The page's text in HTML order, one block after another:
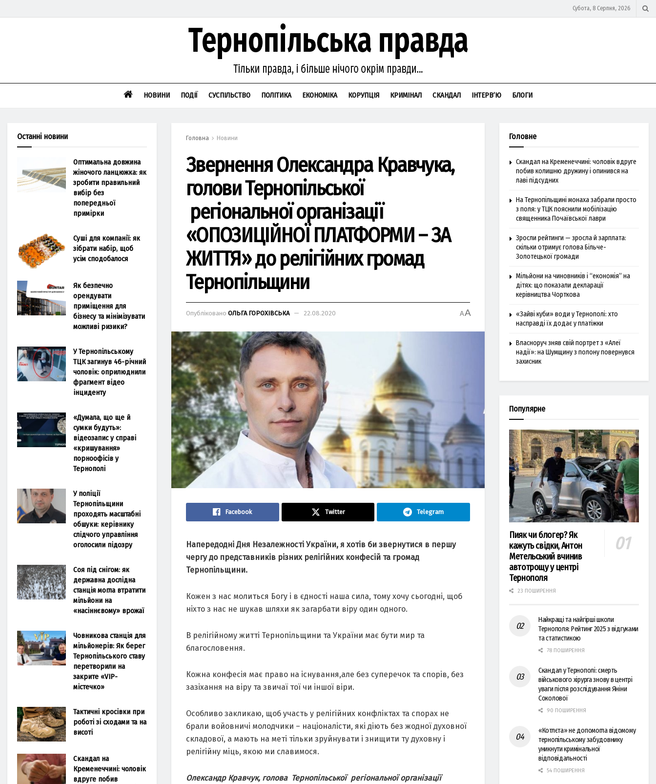
Субота, 8 Серпня, 2026
НОВИНИ ПОДІЇ СУСПІЛЬСТВО ПОЛІТИКА ЕКОНОМІКА КОРУПЦІЯ КРИМІНАЛ СКАНДАЛ ІНТЕРВ’Ю БЛОГИ
Головна Новини
Звернення Олександра Кравчука,
голови Тернопільської
регіональної організації
«ОПОЗИЦІЙНОЇ ПЛАТФОРМИ – ЗА
ЖИТТЯ» до релігійних громад
Тернопільщини
Опубліковано ОЛЬГА ГОРОХІВСЬКА 22.08.2020 AA
Facebook Twitter Telegram
Напередодні Дня Незалежності України, я хотів би звернутися в першу
чергу до представників різних релігійних конфесій та громад
Тернопільщини.
Кожен з нас молиться Богу і в єдності наша сила, тому хочу сьогодні, щоб
ніхто з нас не шукав шляхи як загарбати віру один одного.
В релігійному житті Тернопільщини та України має бути мир та
благословення.
Кожна конфесія має право на існування,але без суперечок та спорів, без
зазіхання на віру та звичаї тої чи іншої віри.
Особливо закликаю, щоб участь у релігійних конфліктах та спорах не
брали войовничі молодчики – націоналісти, які діють без жодної духовної
складової, а мають на меті тільки зруйнувати і знищити ту духовну і
релігійну міць, якою ми славимося.
Олександр Кравчук, голова Тернопільської регіональної організації
Останні новини
Оптимальна довжина
жіночого ланцюжка: як
зробити правильний
вибір без
попередньої
примірки
Суші для компанії: як
зібрати набір, щоб
усім сподобалося
Як безпечно
орендувати
приміщення для
бізнесу та мінімізувати
можливі ризики?
У Тернопільському
ТЦК загинув 46-річний
чоловік: оприлюднили
фрагмент відео
інциденту
«Думала, що ще й
сумки будуть»:
відеозапис у справі
«кришування»
порноофісів у
Тернополі
У поліції
Тернопільщини
проходять масштабні
обшуки: керівнику
слідчого управління
оголосили підозру
Соя під снігом: як
державна дослідна
станція могла втратити
мільйони на
«насіннєвому» врожаї
Човникова станція для
мільйонерів: Як берег
Тернопільського ставу
перетворили на
закрите «VIP-
містечко»
Тактичні кросівки при
роботі зі сходами та на
висоті
Скандал на
Кременеччині: чоловік
вдруге побив
Головне
Скандал на Кременеччині: чоловік вдруге
побив колишню дружину і опинився на
лаві підсудних
На Тернопільщині монаха забрали просто
з поля: у ТЦК пояснили мобілізацію
священника Почаївської лаври
Зросли рейтинги — зросла й зарплата:
скільки отримує голова Більче-
Золотецької громади
Мільйони на чиновників і “економія” на
дітях: що показали декларації
керівництва Чорткова
«Зайві куби» води у Тернополі: хто
насправді їх додає у платіжки
Власноруч зняв свій портрет з «Алеї
надії»: на Шумщину з полону повернувся
захисник
Популярне
Пияк чи блогер? Як
кажуть свідки, Антон
Метельський вчинив
автотрощу у центрі
Тернополя
23 ПОШИРЕННЯ
Найкращі та найгірші школи
Тернополя: Рейтинг 2025 з відгуками
та статистикою
78 ПОШИРЕННЯ
Скандал у Тернополі: смерть
військового хірурга знову в центрі
уваги після розслідування Яніни
Соколової
90 ПОШИРЕННЯ
«Котлєта» не допомогла відомому
тернопільському забудовнику
уникнути кримінальної
відповідальності
54 ПОШИРЕННЯ